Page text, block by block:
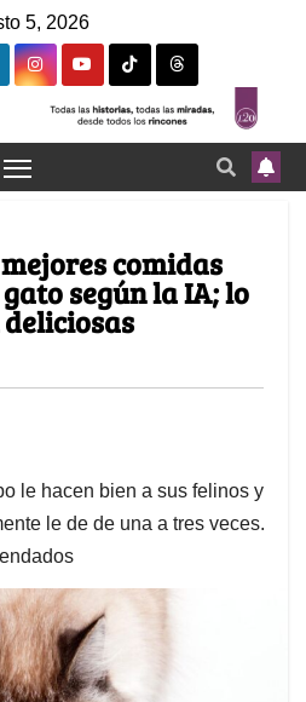
5, 2026
comidas
según la IA; lo
le hacen bien a sus felinos y
le de de una a tres veces.